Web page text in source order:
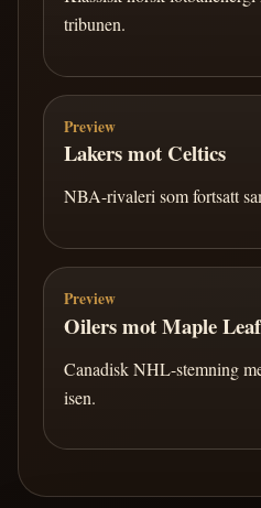
tribunen.
Preview
Lakers mot Celtics
NBA-rivaleri som fortsatt
Preview
Oilers mot Maple
Canadisk NHL-stemning
isen.